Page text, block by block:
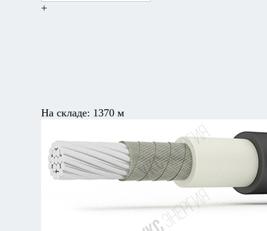
+
На складе: 1370 м